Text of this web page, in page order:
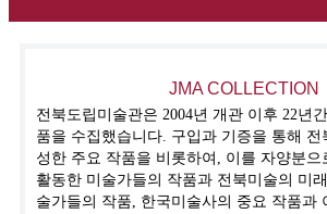
JMA COLLECTION
전북도립미술관은 2004년 개관 이후 22년
품을 수집했습니다. 구입과 기증을 통해 전
성한 주요 작품을 비롯하여, 이를 자양분으
활동한 미술가들의 작품과 전북미술의 미
술가들의 작품, 한국미술사의 중요 작품과